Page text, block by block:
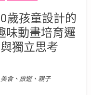
歲孩童設計的
味動畫培育邏
獨立思考
on
食、旅遊、親子